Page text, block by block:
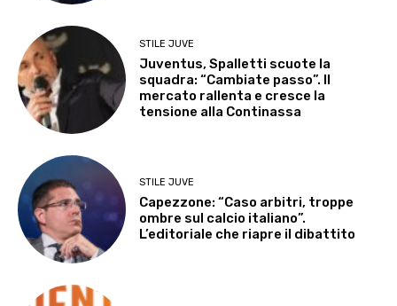
STILE JUVE
Juventus, Spalletti scuote la
squadra: “Cambiate passo”. Il
mercato rallenta e cresce la
tensione alla Continassa
STILE JUVE
Capezzone: “Caso arbitri, troppe
ombre sul calcio italiano”.
L’editoriale che riapre il dibattito